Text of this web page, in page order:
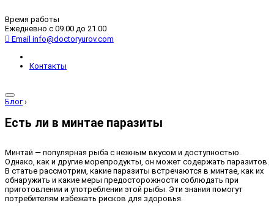
Время работы
Ежедневно с 09.00 до 21.00
Email info@doctoryurov.com
Контакты
Блог ›
Есть ли в минтае паразиты
Минтай — популярная рыба с нежным вкусом и доступностью.
Однако, как и другие морепродукты, он может содержать паразитов.
В статье рассмотрим, какие паразиты встречаются в минтае, как их
обнаружить и какие меры предосторожности соблюдать при
приготовлении и употреблении этой рыбы. Эти знания помогут
потребителям избежать рисков для здоровья.